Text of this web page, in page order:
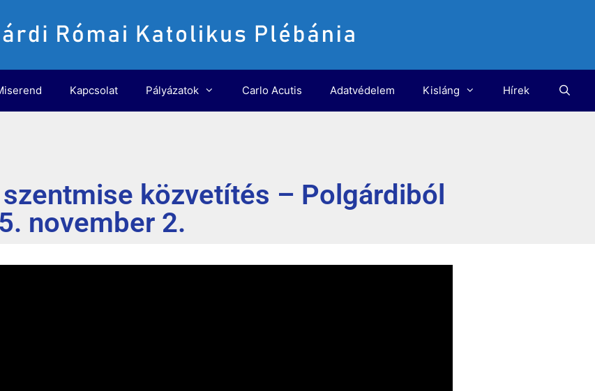
Kapcsolat Pályázatok Carlo Acutis Adatvédelem Kisláng Hírek
közvetítés – Polgárdiból
november 2.